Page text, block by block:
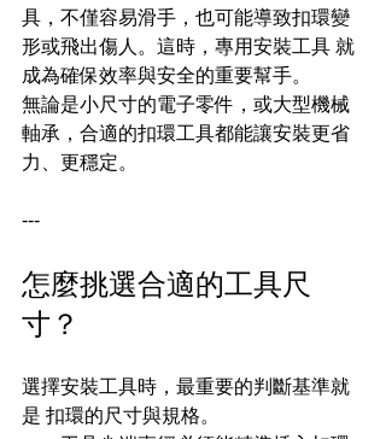
具，不僅容易滑手，也可能導致扣環變
形或飛出傷人。這時，專用安裝工具 就
成為確保效率與安全的重要幫手。
無論是小尺寸的電子零件，或大型機械
軸承，合適的扣環工具都能讓安裝更省
力、更穩定。
---
怎麼挑選合適的工具尺
寸？
選擇安裝工具時，最重要的判斷基準就
是 扣環的尺寸與規格。